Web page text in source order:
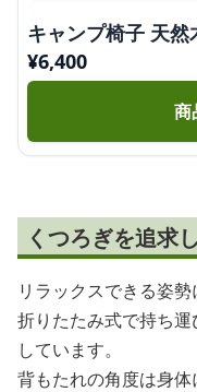
キャンプ椅子 天
¥6,400
商
くつろぎを追求
リラックスできる姿勢
折りたたみ式で持ち
しています。
背もたれの角度は身